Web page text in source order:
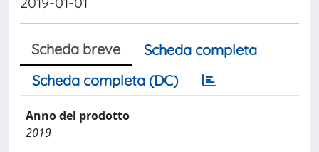
Scheda breve
Scheda completa
Scheda completa (DC)
Anno del prodotto
2019